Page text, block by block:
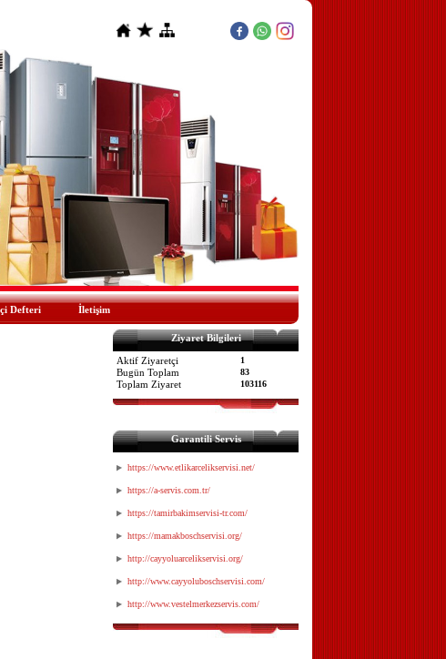
Defteri İletişim
Ziyaret Bilgileri
Aktif Ziyaretçi 1
Bugün Toplam 83
Toplam Ziyaret 103116
Garantili Servis
https://www.etlikarcelikservisi.net/
https://a-servis.com.tr/
https://tamirbakimservisi-tr.com/
https://mamakboschservisi.org/
http://cayyoluarcelikservisi.org/
http://www.cayyoluboschservisi.com/
http://www.vestelmerkezservis.com/